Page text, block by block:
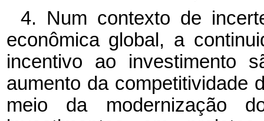
4. Num contexto de
econômica global, a
incentivo ao investimento
aumento da competitividade
meio da modernização